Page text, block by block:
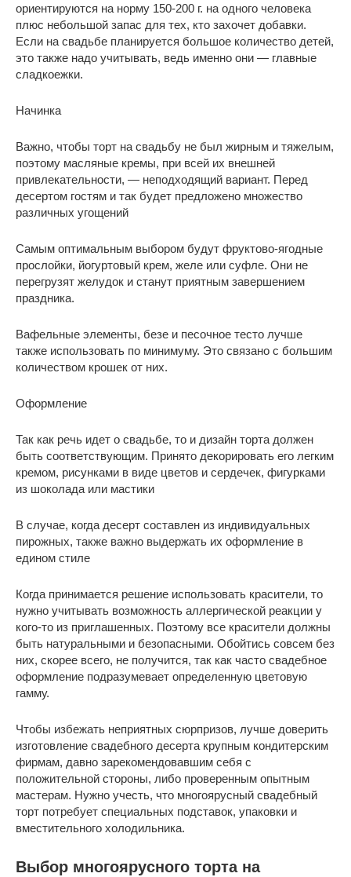
ориентируются на норму 150-200 г. на одного человека
плюс небольшой запас для тех, кто захочет добавки.
Если на свадьбе планируется большое количество детей,
это также надо учитывать, ведь именно они — главные
сладкоежки.
Начинка
Важно, чтобы торт на свадьбу не был жирным и тяжелым,
поэтому масляные кремы, при всей их внешней
привлекательности, — неподходящий вариант. Перед
десертом гостям и так будет предложено множество
различных угощений
Самым оптимальным выбором будут фруктово-ягодные
прослойки, йогуртовый крем, желе или суфле. Они не
перегрузят желудок и станут приятным завершением
праздника.
Вафельные элементы, безе и песочное тесто лучше
также использовать по минимуму. Это связано с большим
количеством крошек от них.
Оформление
Так как речь идет о свадьбе, то и дизайн торта должен
быть соответствующим. Принято декорировать его легким
кремом, рисунками в виде цветов и сердечек, фигурками
из шоколада или мастики
В случае, когда десерт составлен из индивидуальных
пирожных, также важно выдержать их оформление в
едином стиле
Когда принимается решение использовать красители, то
нужно учитывать возможность аллергической реакции у
кого-то из приглашенных. Поэтому все красители должны
быть натуральными и безопасными. Обойтись совсем без
них, скорее всего, не получится, так как часто свадебное
оформление подразумевает определенную цветовую
гамму.
Чтобы избежать неприятных сюрпризов, лучше доверить
изготовление свадебного десерта крупным кондитерским
фирмам, давно зарекомендовавшим себя с
положительной стороны, либо проверенным опытным
мастерам. Нужно учесть, что многоярусный свадебный
торт потребует специальных подставок, упаковки и
вместительного холодильника.
Выбор многоярусного торта на